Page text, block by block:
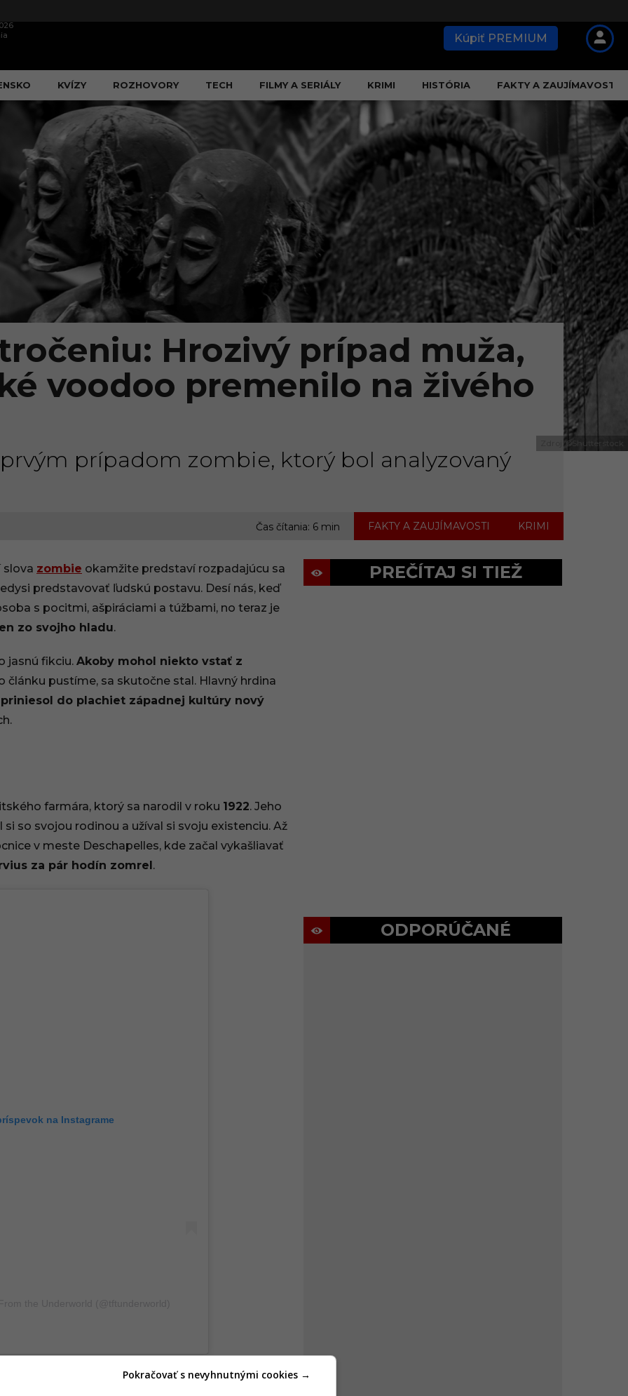
Kúpiť PREMIUM
KVÍZY ROZHOVORY TECH FILMY A SERIÁLY KRIMI HISTÓRIA FAKTY A ZAUJÍMAVOSTI
Zdroj: ©Shutterstock
Hrozivý prípad muža,
voodoo premenilo na živého
prípadom zombie, ktorý bol analyzovaný
Čas čítania: 6 min FAKTY A ZAUJÍMAVOSTI KRIMI
slova zombie okamžite predstaví rozpadajúcu sa
predstavovať ľudskú postavu. Desí nás, keď
s pocitmi, ašpiráciami a túžbami, no teraz je
zo svojho hladu.
jasnú fikciu. Akoby mohol niekto vstať z
článku pustíme, sa skutočne stal. Hlavný hrdina
priniesol do plachiet západnej kultúry nový
farmára, ktorý sa narodil v roku 1922. Jeho
so svojou rodinou a užíval si svoju existenciu. Až
v meste Deschapelles, kde začal vykašliavať
za pár hodín zomrel.
na Instagrame
L’Estère a všetci si mysleli, že prišli o
18 rokov sa jeho známi vyrovnávali s faktom, že
PREČÍTAJ SI TIEŽ
ODPORÚČANÉ
Pokračovať s nevyhnutnými cookies →